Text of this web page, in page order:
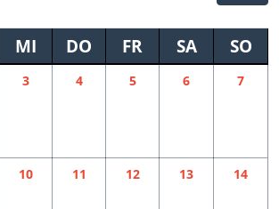
MI DO FR SA SO
3 4 5 6 7
10 11 12 13 14